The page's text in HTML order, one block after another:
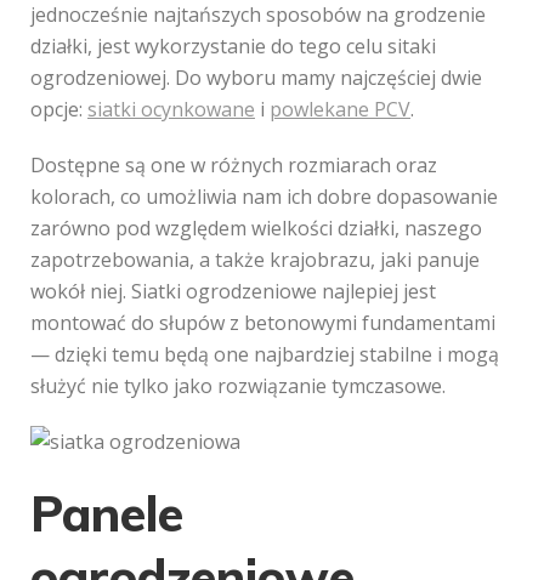
jednocześnie najtańszych sposobów na grodzenie
działki, jest wykorzystanie do tego celu sitaki
ogrodzeniowej. Do wyboru mamy najczęściej dwie
opcje: siatki ocynkowane i powlekane PCV.
Dostępne są one w różnych rozmiarach oraz
kolorach, co umożliwia nam ich dobre dopasowanie
zarówno pod względem wielkości działki, naszego
zapotrzebowania, a także krajobrazu, jaki panuje
wokół niej. Siatki ogrodzeniowe najlepiej jest
montować do słupów z betonowymi fundamentami
— dzięki temu będą one najbardziej stabilne i mogą
służyć nie tylko jako rozwiązanie tymczasowe.
Panele